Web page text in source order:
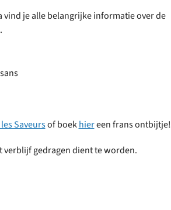
vind je alle belangrijke informatie over de
Saveursof boekhiereen frans ontbijtje!
gedragen dient te worden.